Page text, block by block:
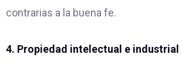
contrarias a la buena fe.
4. Propiedad intelectual e industrial